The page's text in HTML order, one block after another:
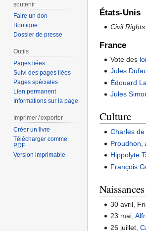
États-Unis
Civil
France
Vote des
Jules
Édouard
Jules
Culture
Charles
Proudhon ,
Hippolyte
François
Naissances
30 avril,
23 mai,
26 juillet,
soutenir
Faire un don
Boutique
Dossier de presse
Outils
Pages liées
Suivi des pages liées
Pages spéciales
Lien permanent
Informations sur la page
Imprimer / exporter
Créer un livre
Télécharger comme
PDF
Version imprimable